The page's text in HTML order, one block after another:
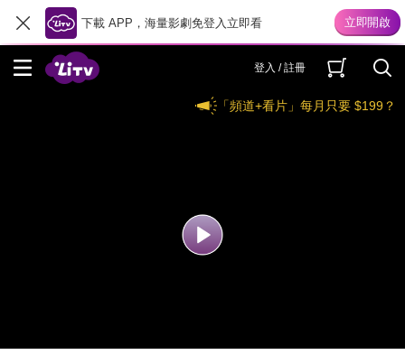
下載 APP，海量影劇免登入立即看
登入 / 註冊
「頻道+看片」每月只要 $199？